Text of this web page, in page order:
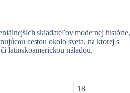
skladateľov modernej histórie,
cestou okolo sveta, na ktorej s
latinskoamerickou náladou.
18